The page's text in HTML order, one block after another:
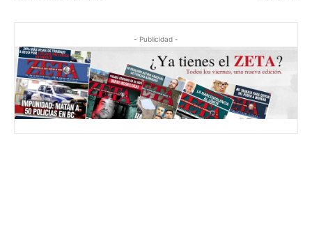
- Publicidad -